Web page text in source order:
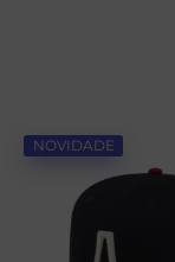
NOVIDADE